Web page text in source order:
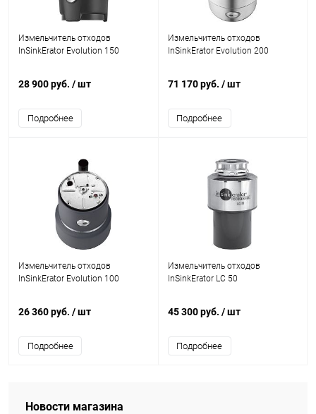
Измельчитель отходов
InSinkErator Evolution 150
28 900 руб. / шт
Подробнее
Измельчитель отходов
InSinkErator Evolution 200
71 170 руб. / шт
Подробнее
Измельчитель отходов
InSinkErator Evolution 100
26 360 руб. / шт
Подробнее
Измельчитель отходов
InSinkErator LC 50
45 300 руб. / шт
Подробнее
Новости магазина